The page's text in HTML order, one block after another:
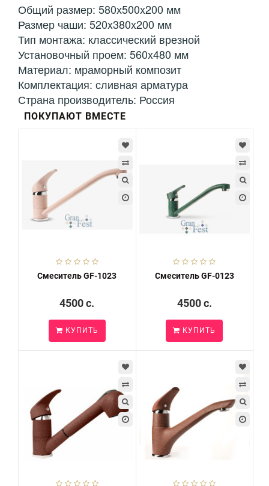
Общий размер: 580х500x200 мм
Размер чаши: 520x380x200 мм
Тип монтажа: классический врезной
Установочный проем: 560x480 мм
Материал: мраморный композит
Комплектация: сливная арматура
Страна производитель: Россия
ПОКУПАЮТ ВМЕСТЕ
Смеситель GF-1023
4500 c.
КУПИТЬ
Смеситель GF-0123
4500 c.
КУПИТЬ